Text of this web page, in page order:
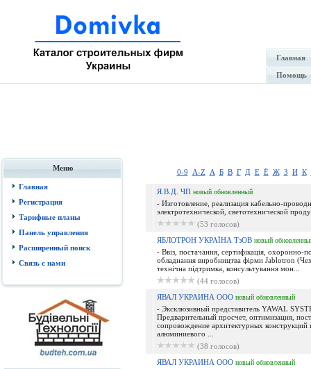
Главная
Помощь
Меню
Главная
Регистрация
Тарифные планы
Панель управления
Расширенный поиск
Связь с нами
0-9 A-Z А Б В Г Д Е Ё Ж З И К
Я.В.Д. ЧП новый обновленный
- Изготовление, реализация кабельно-
электротехнической, светотехнической
(53 голосов)
ЯБЛОТРОН УКРАЇНА ТзОВ новый
- Ввіз, постачання, сертифікація, охоронно-
обладнання виробництва фірми Jablotron
технічна підтримка, консультування мон...
(44 голосов)
ЯВАЛ УКРАИНА ООО новый обновленный
- Эксклюзивный представитель YAWAL
Предварительный просчет, оптимизация,
сопровождение архитектурных конструкций
алюминиевого ...
(38 голосов)
ЯВАЛ УКРАИНА ООО новый обновленный